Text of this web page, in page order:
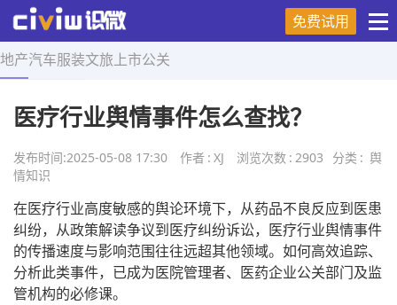
免费试用
地产汽车服装文旅 上市公关
首页 > 舆情知识 > 正文
医疗行业舆情事件怎么查找？
发布时间:2025-05-08 17:30 作者 : XJ 浏览次数 : 2903 分类 : 舆
情知识
在医疗行业高度敏感的舆论环境下，从药品不良反应到医患
纠纷，从政策解读争议到医疗纠纷诉讼，医疗行业舆情事件
的传播速度与影响范围往往远超其他领域。如何高效追踪、
分析此类事件，已成为医院管理者、医药企业公关部门及监
管机构的必修课。